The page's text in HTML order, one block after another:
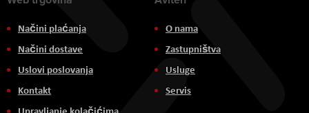
Načini plaćanja
Načini dostave
Uslovi poslovanja
Kontakt
O nama
Zastupništva
Usluge
Servis